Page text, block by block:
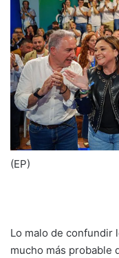
(EP)
Lo malo de confundir
mucho más probable